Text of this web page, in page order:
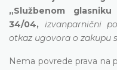
„Službenom
34/04, izvanparnični
otkaz ugovora o zakupu
Nema povrede prava na